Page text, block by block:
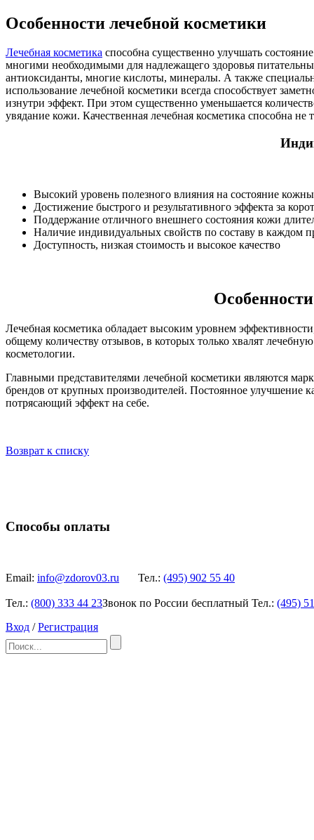
Особенности лечебной косметики
Лечебная косметика способна существенно улучшать
многими необходимыми для надлежащего здоровья
антиоксиданты, многие кислоты, минералы. А также
использование лечебной косметики всегда способствует
изнутри эффект. При этом существенно уменьшается
увядание кожи. Качественная лечебная косметика способна
Высокий уровень полезного влияния на состояние
Достижение быстрого и результативного эффекта за
Поддержание отличного внешнего состояния кожи
Наличие индивидуальных свойств по составу в каждом
Доступность, низкая стоимость и высокое качество
Лечебная косметика обладает высоким уровнем
общему количеству отзывов, в которых только хвалят
косметологии.
Главными представителями лечебной косметики являются
брендов от крупных производителей. Постоянное улучшение
потрясающий эффект на себе.
Возврат к списку
Способы оплаты
Email: info@zdorov03.ru Тел.: (495) 902 55 40
Тел.: (800) 333 44 23Звонок по России бесплатный Тел.: (495)
Вход /Регистрация